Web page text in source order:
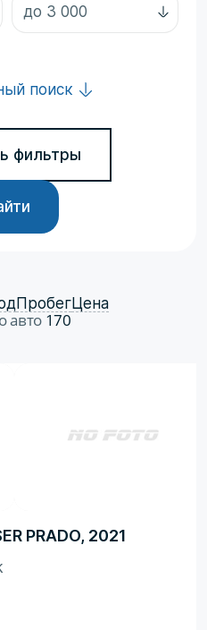
поиск
фильтры
ПробегЦена
авто 170
PRADO, 2021